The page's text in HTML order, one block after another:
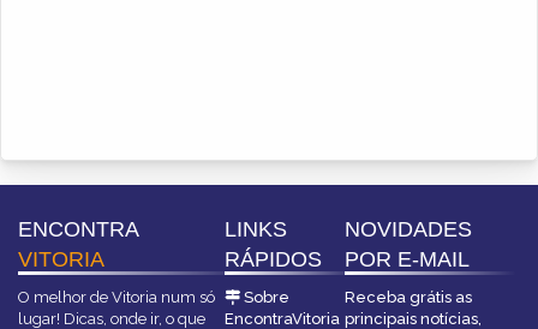
ENCONTRA
VITORIA
O melhor de Vitoria num só
lugar! Dicas, onde ir, o que
LINKS
RÁPIDOS
Sobre
EncontraVitoria
NOVIDADES
POR E-MAIL
Receba grátis as
principais notícias,